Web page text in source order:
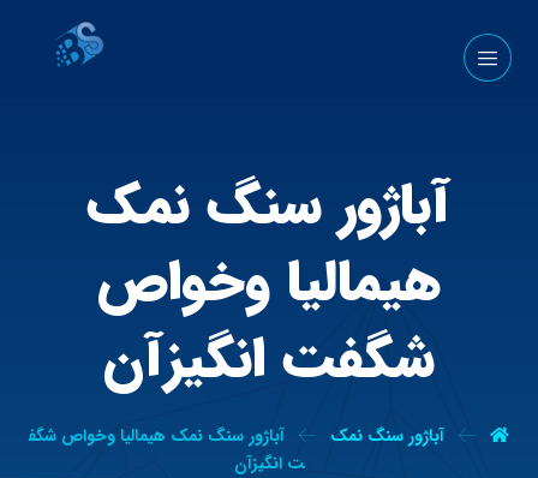
آباژور سنگ نمک
هیمالیا وخواص
شگفت انگیزآن
آباژور سنگ نمک
آباژور سنگ نمک هیمالیا وخواص شگف
ت انگیزآن